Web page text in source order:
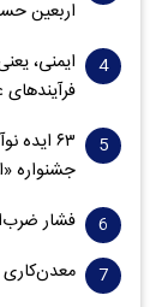
اربعین
ایمنی،
۶۳
جشنواره
فشار ضرب‌الاجل ۲۰۲۷ بر
معدن‌کاری